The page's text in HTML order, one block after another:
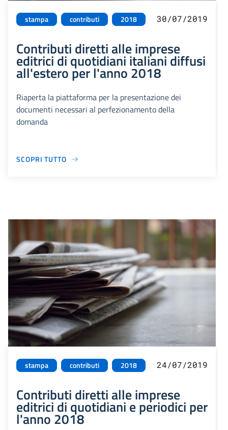
stampa contributi 2018 30/07/2019
Contributi diretti alle imprese
editrici di quotidiani italiani diffusi
all'estero per l'anno 2018
Riaperta la piattaforma per la presentazione dei
documenti necessari al perfezionamento della
domanda
SCOPRI TUTTO
stampa contributi 2018 24/07/2019
Contributi diretti alle imprese
editrici di quotidiani e periodici per
l'anno 2018